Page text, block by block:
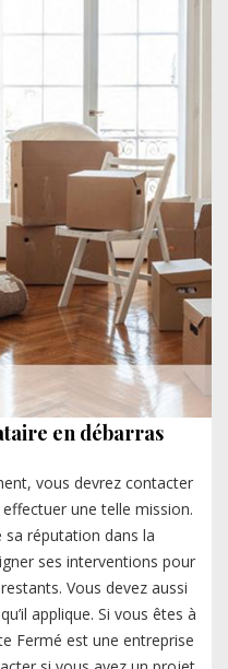
en débarras
vous devrez contacter
une telle mission.
réputation dans la
ses interventions pour
Vous devez aussi
applique. Si vous êtes à
Fermé est une entreprise